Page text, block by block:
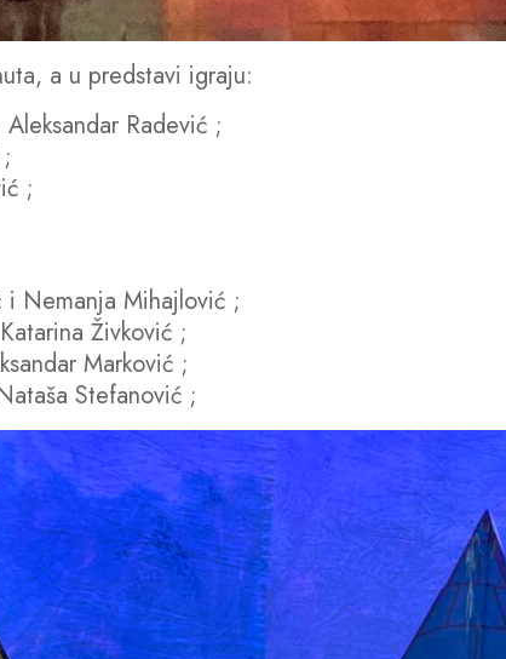
a u predstavi igraju:
Radević ;
;
i Nemanja Mihajlović ;
Živković ;
Marković ;
Stefanović ;